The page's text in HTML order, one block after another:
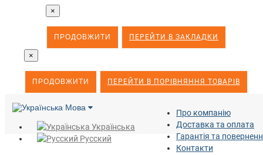
×
ПРОДОВЖИТИ ПЕРЕЙТИ В ЗАКЛАДКИ
×
ПРОДОВЖИТИ ПЕРЕЙТИ В ПОРІВНЯННЯ ТОВАРІВ
Мова
Українська
Русский
Про компанію
Доставка та оплата
Гарантія та
Контакти